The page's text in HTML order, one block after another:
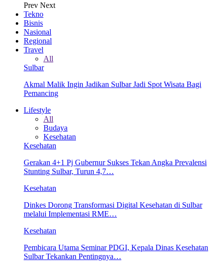
Prev Next
Tekno
Bisnis
Nasional
Regional
Travel
All
Sulbar
Akmal Malik Ingin Jadikan Sulbar Jadi Spot Wisata Bagi
Pemancing
Lifestyle
All
Budaya
Kesehatan
Kesehatan
Gerakan 4+1 Pj Gubernur Sukses Tekan Angka Prevalensi
Stunting Sulbar, Turun 4,7…
Kesehatan
Dinkes Dorong Transformasi Digital Kesehatan di Sulbar
melalui Implementasi RME…
Kesehatan
Pembicara Utama Seminar PDGI, Kepala Dinas Kesehatan
Sulbar Tekankan Pentingnya…